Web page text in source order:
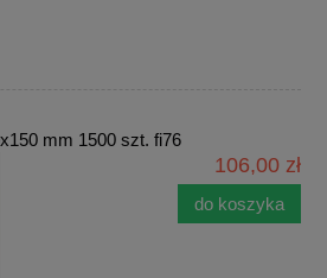
mm 1500 szt. fi76
106,00 zł
do koszyka